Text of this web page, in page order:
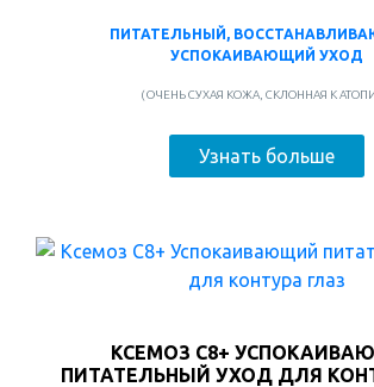
ПИТАТЕЛЬНЫЙ,
УСПОКАИВАЮЩИЙ УХОД
( ОЧЕНЬ СУХАЯ КОЖА, СКЛОННАЯ К
Узнать больше
КСЕМОЗ С8+
ПИТАТЕЛЬНЫЙ УХОД ДЛЯ